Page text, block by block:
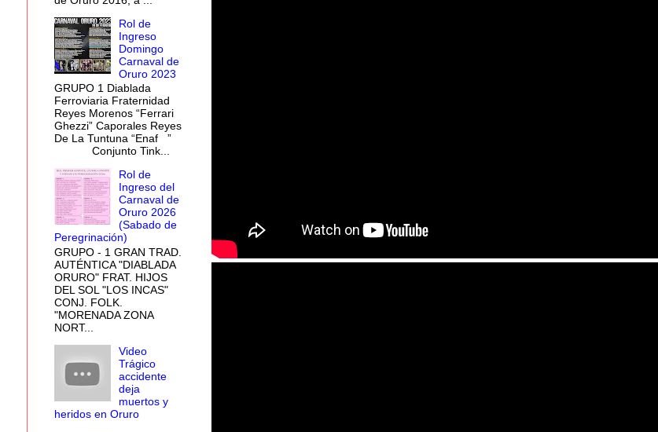
Rol de
Ingreso
Domingo
Carnaval de
Oruro 2023
GRUPO 1 Diablada
Ferroviaria Fraternidad
Reyes Morenos “Ferrari
Ghezzi” Caporales Reyes
De La Tuntuna “Enaf ”
Conjunto Tink...
Rol de
Ingreso del
Carnaval de
Oruro 2026
(Sabado de
Peregrinación)
GRUPO - 1 GRAN TRAD.
AUTÉNTICA "DIABLADA
ORURO" FRAT. HIJOS
DEL SOL "LOS INCAS"
CONJ. FOLK.
"MORENADA ZONA
NORT...
Video
Trágico
accidente
deja
muertos y
heridos en Oruro